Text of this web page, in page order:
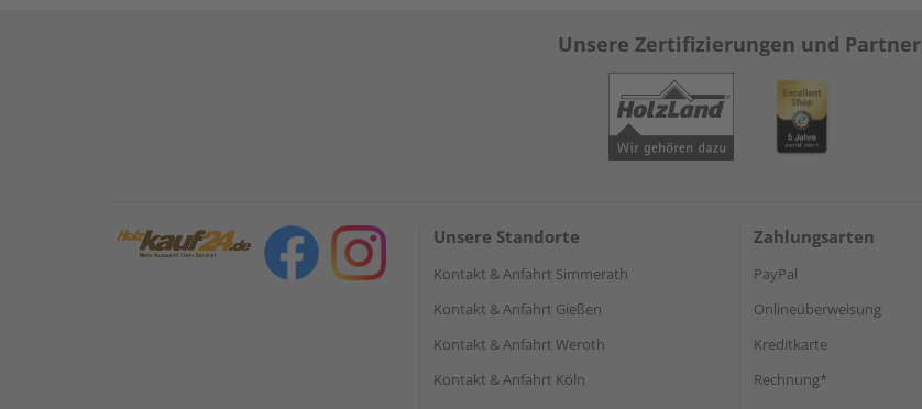
Unsere Zertifizierungen und Partner
Unsere Standorte
Kontakt & Anfahrt Simmerath
Kontakt & Anfahrt Gießen
Kontakt & Anfahrt Weroth
Kontakt & Anfahrt Köln
Zahlungsarten
PayPal
Onlineüberweisung
Kreditkarte
Rechnung*